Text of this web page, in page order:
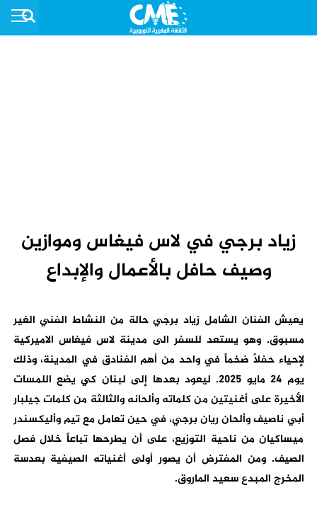
زياد برجي في لاس فيغاس وموازين
وصيف حافل بالأعمال والإبداع
يعيش الفنان الشامل زياد برجي حالة من النشاط الفني الغير
مسبوق. وهو يستعد للسفر الى مدينة لاس فيغاس الاميركية
لإحياء حفلاً ضخماً في واحد من أهم الفنادق في المدينة، وذلك
يوم ٢٤ مايو ٢٠٢٥. ليعود بعدها إلى لبنان كي يضع اللمسات
الأخيرة على أغنيتين من كلماته وألحانه والثالثة من كلمات جيلبار
أبي ناصيف وألحان ريان برجي، في حين تعامل مع تيم وأليكسندر
ميساكيان من ناحية التوزيع، على أن يطرحها تباعاً خلال فصل
الصيف. ومن المفترض أن يصور أولى أغنياته الصيفية بعدسة
المخرج المبدع سعيد الماروق.